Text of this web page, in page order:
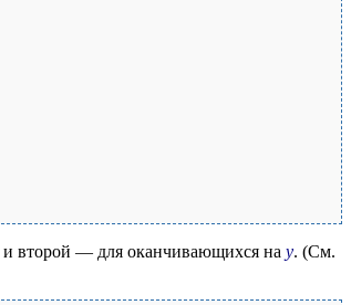
и второй — для оканчивающихся на y. (См.